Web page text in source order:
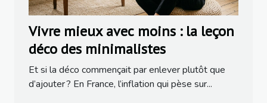
Vivre mieux avec moins : la leçon
déco des minimalistes
Et si la déco commençait par enlever plutôt que
d’ajouter ? En France, l’inflation qui pèse sur...